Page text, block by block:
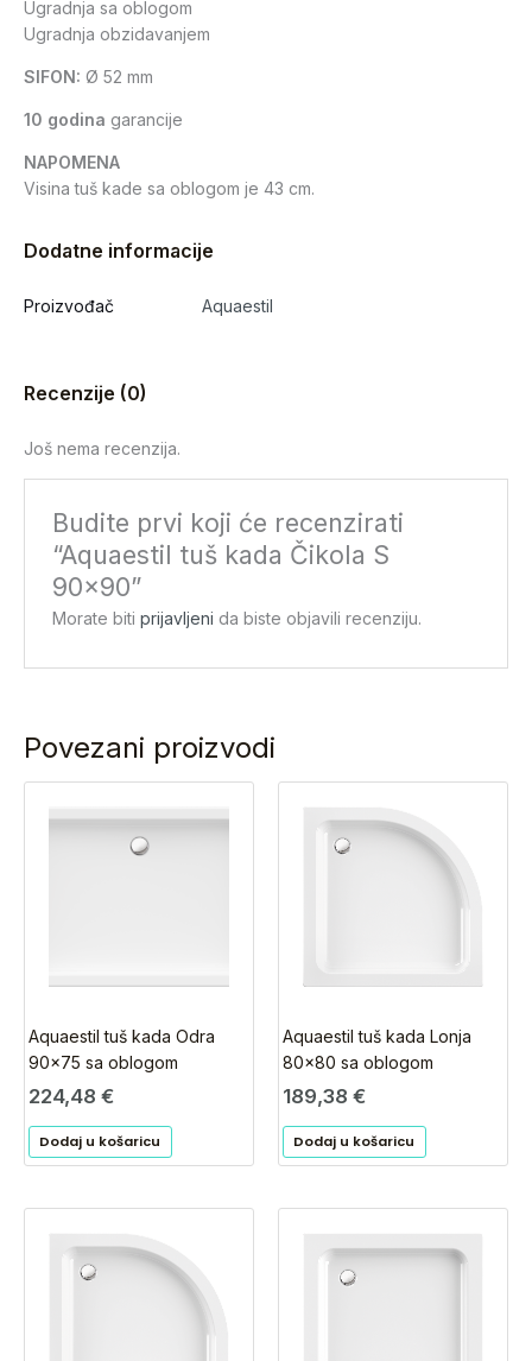
Ugradnja sa oblogom
Ugradnja obzidavanjem
SIFON: Ø 52 mm
10 godina garancije
NAPOMENA
Visina tuš kade sa oblogom je 43 cm.
Dodatne informacije
Proizvođač Aquaestil
Recenzije (0)
Još nema recenzija.
Budite prvi koji će recenzirati
“Aquaestil tuš kada Čikola S
90×90”
Morate bitiprijavljeni da biste objavili recenziju.
Povezani proizvodi
Aquaestil tuš kada Odra
90×75 sa oblogom
224,48 €
Dodaj u košaricu
Aquaestil tuš kada Lonja
80×80 sa oblogom
189,38 €
Dodaj u košaricu